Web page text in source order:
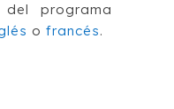
programa
o francés.